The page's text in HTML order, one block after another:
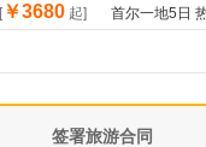
[￥3680 起] 首尔一地5日
签署旅游合同